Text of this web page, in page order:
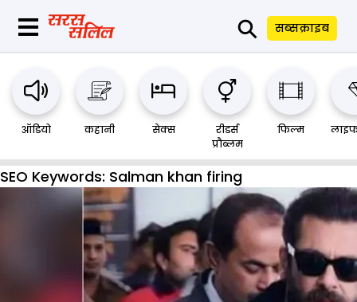
⚲ सब्सक्राइब
ऑडियो कहानी सेक्स
रीडर्स
प्रौब्लम
फिल्म
SEO Keywords: Salman khan firing